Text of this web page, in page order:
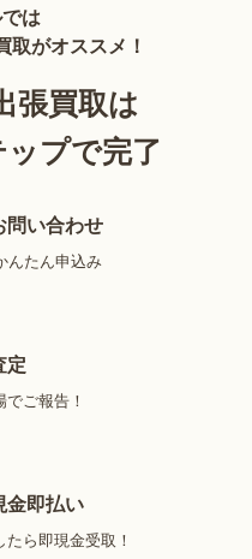
は
取がオススメ！
張買取は
プで完了
問い合わせ
んたん申込み
定
でご報告！
金即払い
たら即現金受取！